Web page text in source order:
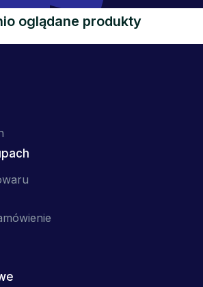
oglądane produkty